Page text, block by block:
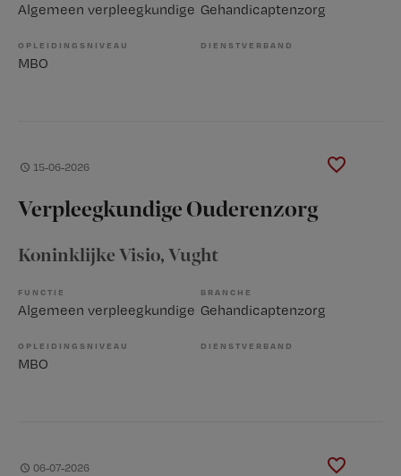
Algemeen verpleegkundige Gehandicaptenzorg
OPLEIDINGSNIVEAU
MBO
DIENSTVERBAND
15-06-2026
Verpleegkundige Ouderenzorg
Koninklijke Visio, Vught
FUNCTIE
Algemeen verpleegkundige
BRANCHE
Gehandicaptenzorg
OPLEIDINGSNIVEAU
MBO
DIENSTVERBAND
06-07-2026